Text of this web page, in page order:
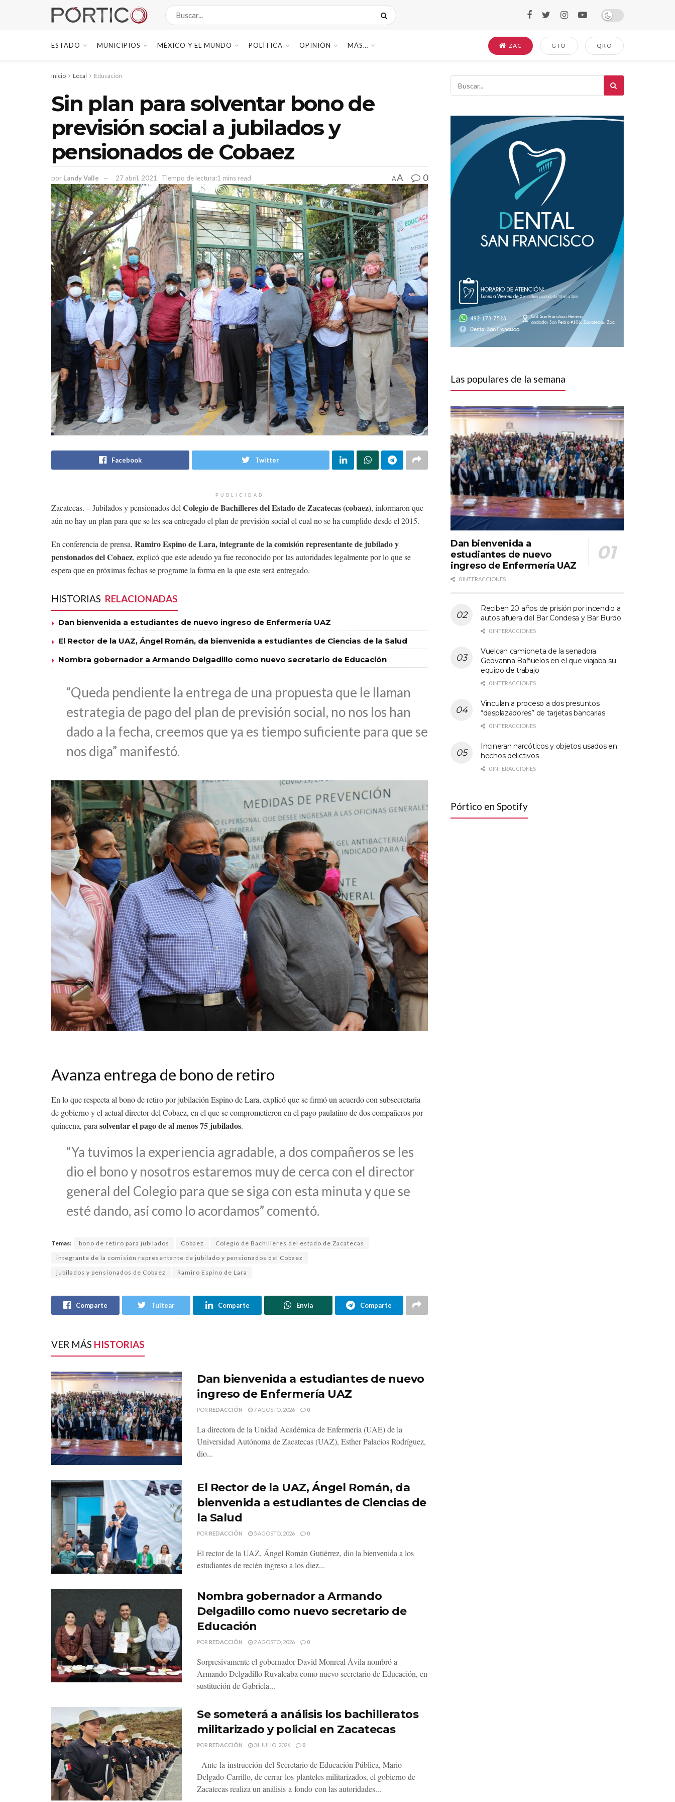
ESTADO MUNICIPIOS MÉXICO Y EL MUNDO POLÍTICA OPINIÓN MÁS… ZAC GTO QRO
Inicio Local Educación
Sin plan para solventar bono de
previsión social a jubilados y
pensionados de Cobaez
por Landy Valle 27 abril, 2021 Tiempo de lectura:1 mins read AA 0
Facebook Twitter
PUBLICIDAD
Zacatecas. – Jubilados y pensionados del Colegio de Bachilleres del Estado de Zacatecas (cobaez), informaron que
aún no hay un plan para que se les sea entregado el plan de previsión social el cual no se ha cumplido desde el 2015.
En conferencia de prensa, Ramiro Espino de Lara, integrante de la comisión representante de jubilado y
pensionados del Cobaez, explicó que este adeudo ya fue reconocido por las autoridades legalmente por lo que se
espera que en próximas fechas se programe la forma en la que este será entregado.
HISTORIAS RELACIONADAS
Dan bienvenida a estudiantes de nuevo ingreso de Enfermería UAZ
El Rector de la UAZ, Ángel Román, da bienvenida a estudiantes de Ciencias de la Salud
Nombra gobernador a Armando Delgadillo como nuevo secretario de Educación
“Queda pendiente la entrega de una propuesta que le llaman
estrategia de pago del plan de previsión social, no nos los han
dado a la fecha, creemos que ya es tiempo suficiente para que se
nos diga” manifestó.
Avanza entrega de bono de retiro
En lo que respecta al bono de retiro por jubilación Espino de Lara, explicó que se firmó un acuerdo con subsecretaria
de gobierno y el actual director del Cobaez, en el que se comprometieron en el pago paulatino de dos compañeros por
quincena, para solventar el pago de al menos 75 jubilados.
“Ya tuvimos la experiencia agradable, a dos compañeros se les
dio el bono y nosotros estaremos muy de cerca con el director
general del Colegio para que se siga con esta minuta y que se
esté dando, así como lo acordamos” comentó.
Temas: bono de retiro para jubilados Cobaez
Colegio de Bachilleres del estado de Zacatecas
integrante de la comisión representante de jubilado y pensionados del Cobaez
jubilados y pensionados de Cobaez
Ramiro Espino de Lara
Comparte Tuitear Comparte Envía Comparte
VER MÁS HISTORIAS
Dan bienvenida a estudiantes de nuevo
ingreso de Enfermería UAZ
POR REDACCIÓN 7 AGOSTO, 2026 0
La directora de la Unidad Académica de Enfermería (UAE) de la
Universidad Autónoma de Zacatecas (UAZ), Esther Palacios Rodríguez,
dio...
El Rector de la UAZ, Ángel Román, da
bienvenida a estudiantes de Ciencias de
la Salud
POR REDACCIÓN 5 AGOSTO, 2026 0
El rector de la UAZ, Ángel Román Gutiérrez, dio la bienvenida a los
estudiantes de recién ingreso a los diez...
Nombra gobernador a Armando
Delgadillo como nuevo secretario de
Educación
POR REDACCIÓN 2 AGOSTO, 2026 0
Sorpresivamente el gobernador David Monreal Ávila nombró a
Armando Delgadillo Ruvalcaba como nuevo secretario de Educación, en
sustitución de Gabriela...
Se someterá a análisis los bachilleratos
militarizado y policial en Zacatecas
POR REDACCIÓN 31 JULIO, 2026 0
Ante la instrucción del Secretario de Educación Pública, Mario
Delgado Carrillo, de cerrar los planteles militarizados, el gobierno de
Zacatecas realiza un análisis a fondo con las autoridades...
Las populares de la semana
Dan bienvenida a
estudiantes de nuevo
ingreso de Enfermería UAZ
0 INTERACCIONES
Reciben 20 años de prisión por incendio a
autos afuera del Bar Condesa y Bar Burdo
0 INTERACCIONES
Vuelcan camioneta de la senadora
Geovanna Bañuelos en el que viajaba su
equipo de trabajo
0 INTERACCIONES
Vinculan a proceso a dos presuntos
“desplazadores” de tarjetas bancarias
0 INTERACCIONES
Incineran narcóticos y objetos usados en
hechos delictivos
0 INTERACCIONES
Pórtico en Spotify